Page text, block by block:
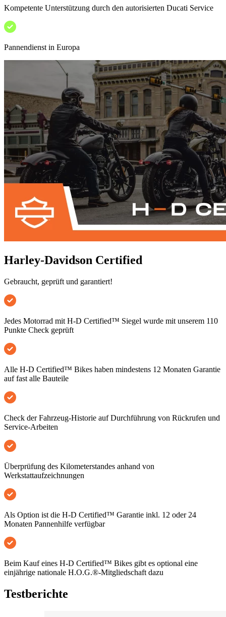
Kompetente Unterstützung durch den autorisierten Ducati Service
Pannendienst in Europa
Harley-Davidson Certified
Gebraucht, geprüft und garantiert!
Jedes Motorrad mit H-D Certified™ Siegel wurde mit unserem 110
Punkte Check geprüft
Alle H-D Certified™ Bikes haben mindestens 12 Monaten Garantie
auf fast alle Bauteile
Check der Fahrzeug-Historie auf Durchführung von Rückrufen und
Service-Arbeiten
Überprüfung des Kilometerstandes anhand von
Werkstattaufzeichnungen
Als Option ist die H-D Certified™ Garantie inkl. 12 oder 24
Monaten Pannenhilfe verfügbar
Beim Kauf eines H-D Certified™ Bikes gibt es optional eine
einjährige nationale H.O.G.®-Mitgliedschaft dazu
Testberichte